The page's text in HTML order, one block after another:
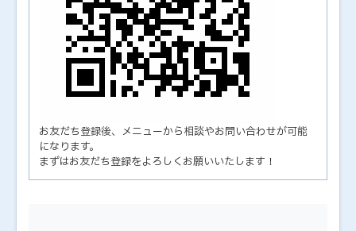
お友だち登録後、メニューから相談やお問い合わせが可能
になります。
まずはお友だち登録をよろしくお願いいたします！